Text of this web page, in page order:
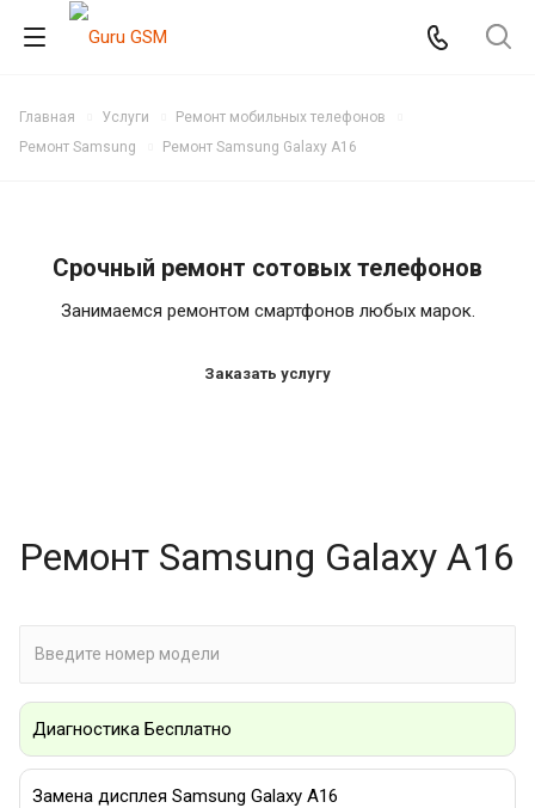
Главная Услуги
Ремонт мобильных телефонов
Ремонт Samsung
Ремонт Samsung Galaxy A16
Срочный ремонт сотовых телефонов
Занимаемся ремонтом смартфонов любых марок.
Заказать услугу
Ремонт Samsung Galaxy A16
Диагностика Бесплатно
Замена дисплея Samsung Galaxy A16